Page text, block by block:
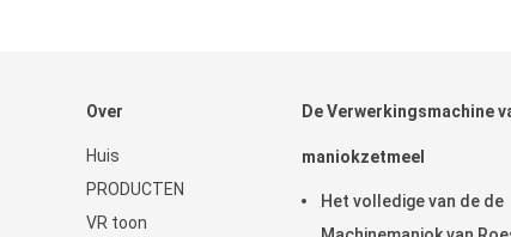
Over
Huis
PRODUCTEN
VR toon
De Verwerkingsmachine
maniokzetmeel
Het volledige van de de